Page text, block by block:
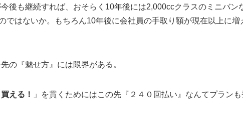
後も継続すれば、おそらく10年後には2,000ccクラスのミニバン
ではないか。もちろん10年後に会社員の手取り額が現在以上に増
の『魅せ方』には限界がある。
える！
」を貫くためにはこの先『２４０回払い』なんてプラン